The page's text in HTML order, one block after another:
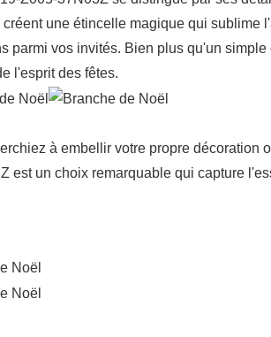
créent une étincelle magique qui sublime
parmi vos invités. Bien plus qu'un
l'esprit des fêtes.
à embellir votre propre décoration
est un choix remarquable qui capture